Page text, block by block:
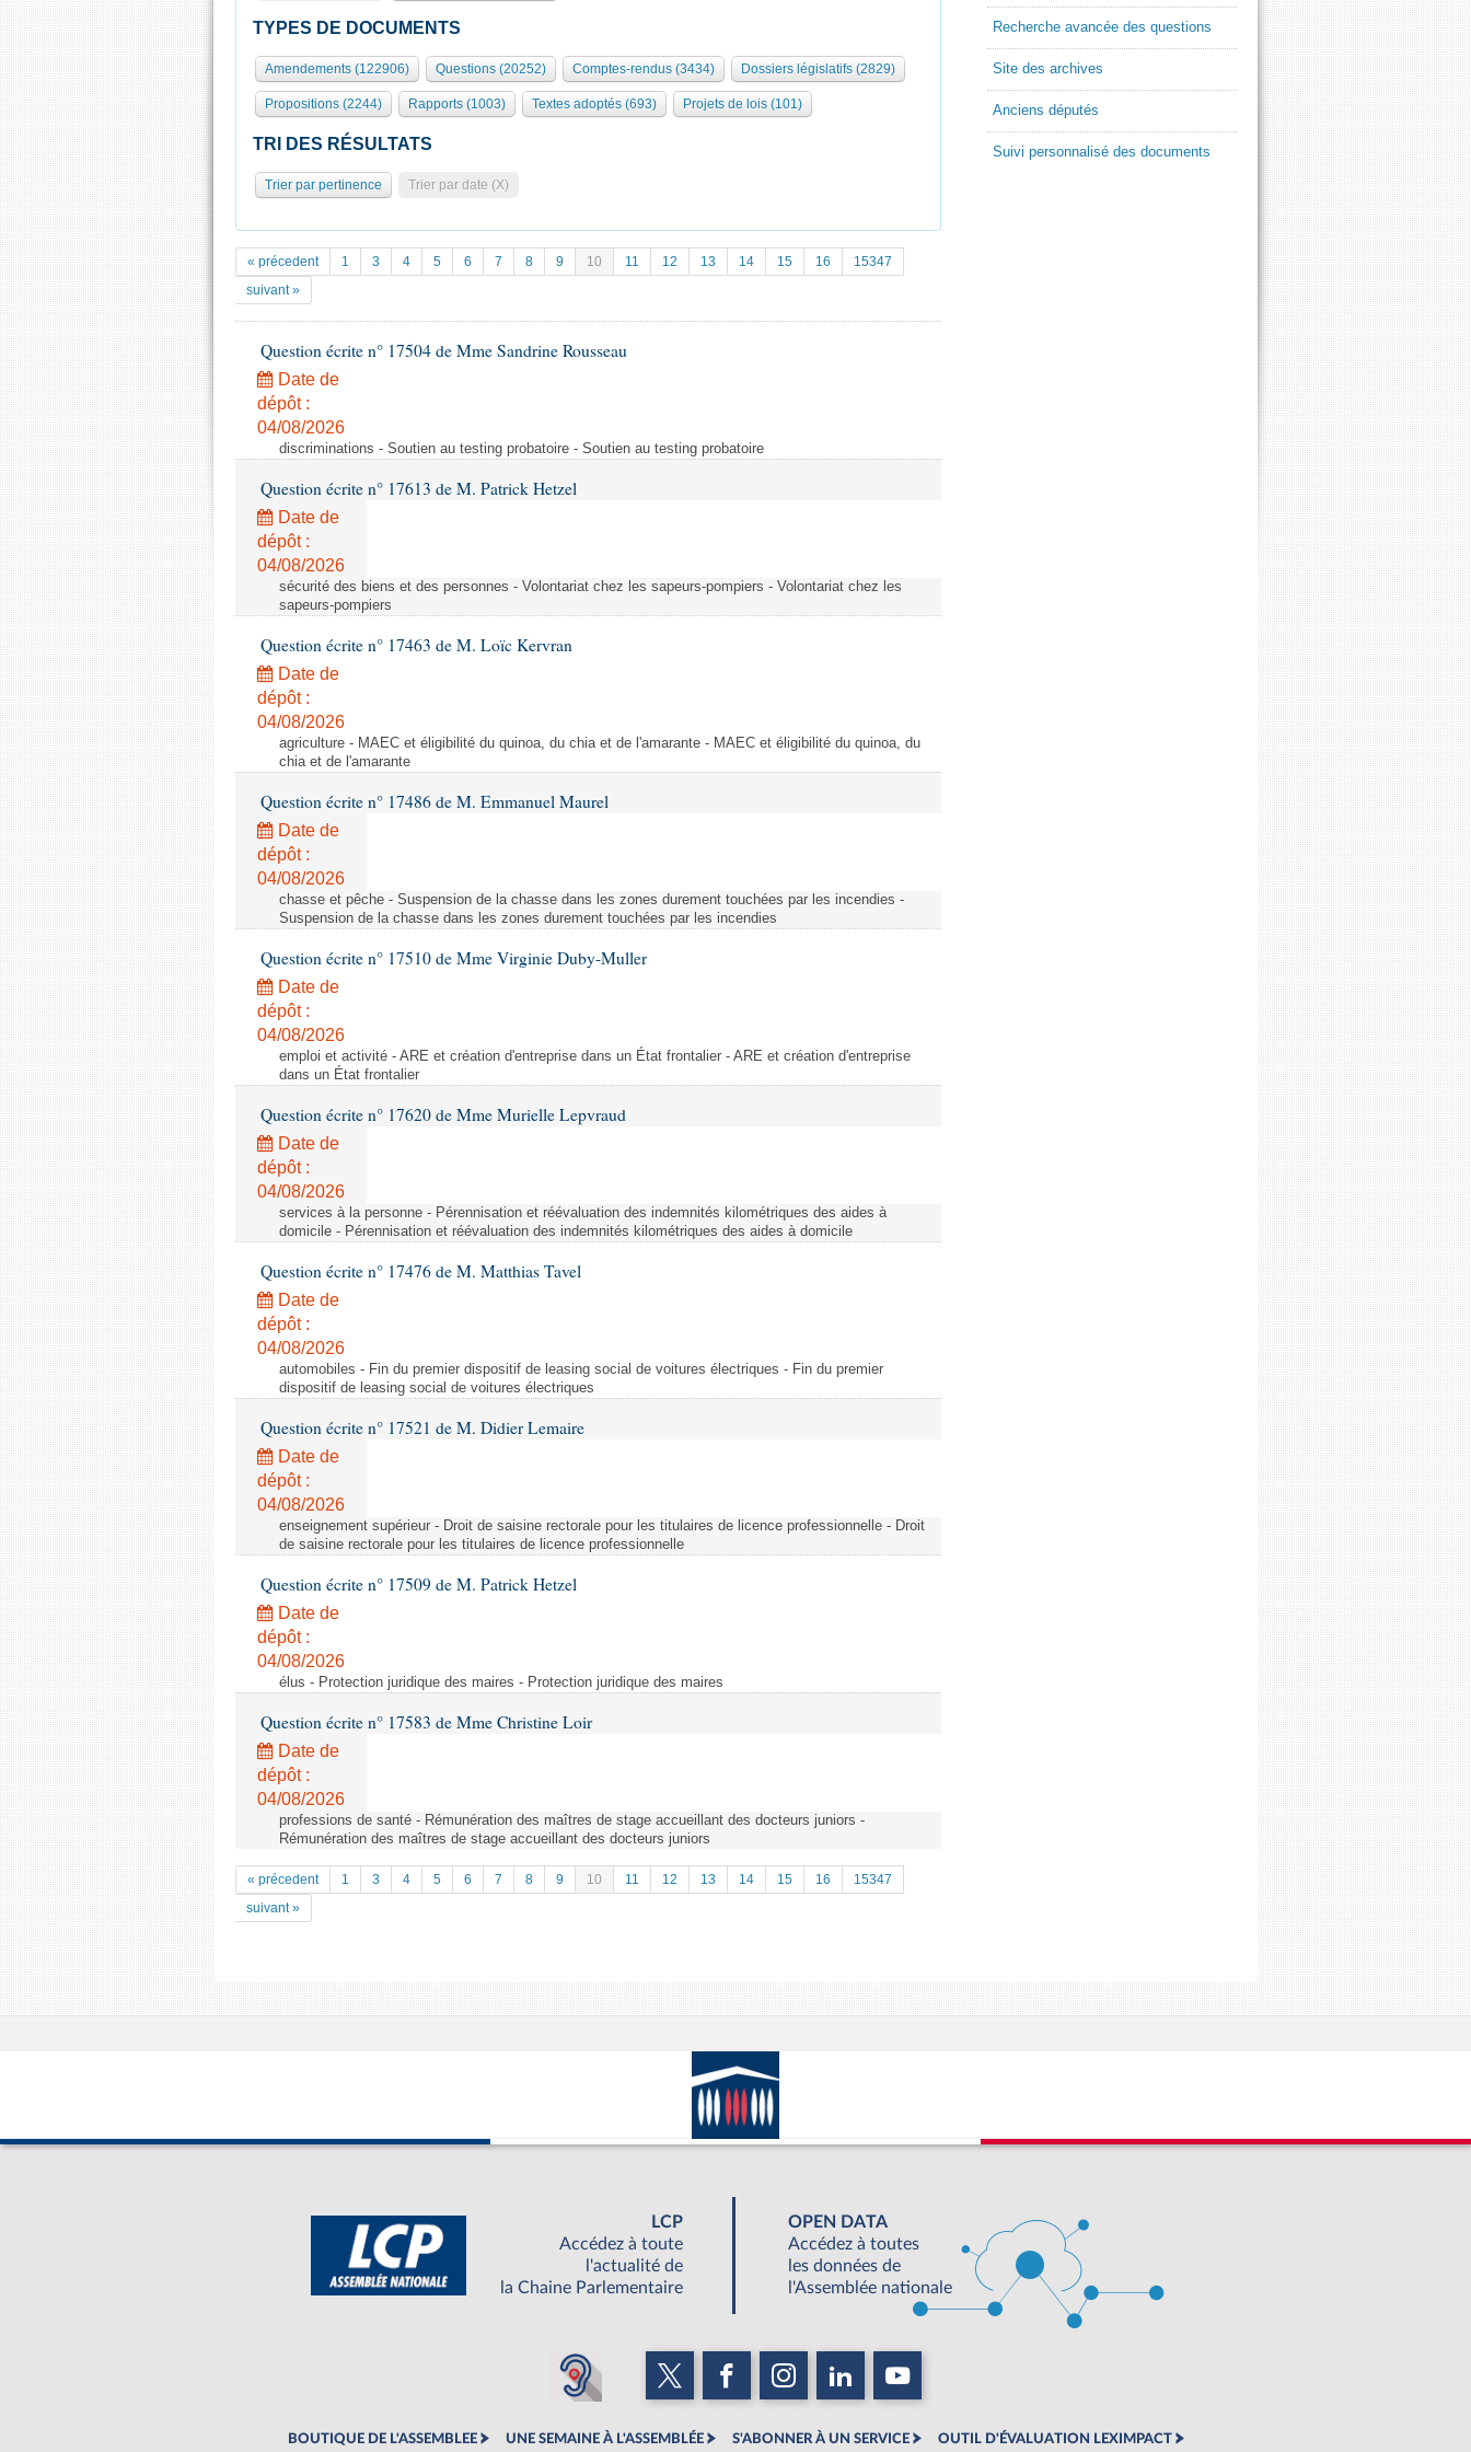
TYPES DE DOCUMENTS
Amendements (122906) Questions (20252) Comptes-rendus (3434) Dossiers législatifs (2829)
Propositions (2244) Rapports (1003) Textes adoptés (693) Projets de lois (101)
TRI DES RÉSULTATS
Trier par pertinence Trier par date (X)
« précedent 1 3 4 5 6 7 8 9 10 11 12 13 14 15 16
15347
suivant »
Question écrite n° 17504 de Mme Sandrine Rousseau
Date de
dépôt :
04/08/2026
discriminations - Soutien au testing probatoire - Soutien au testing probatoire
Question écrite n° 17613 de M. Patrick Hetzel
Date de
dépôt :
04/08/2026
sécurité des biens et des personnes - Volontariat chez les sapeurs-pompiers - Volontariat chez les
sapeurs-pompiers
Question écrite n° 17463 de M. Loïc Kervran
Date de
dépôt :
04/08/2026
agriculture - MAEC et éligibilité du quinoa, du chia et de l'amarante - MAEC et éligibilité du quinoa, du
chia et de l'amarante
Question écrite n° 17486 de M. Emmanuel Maurel
Date de
dépôt :
04/08/2026
chasse et pêche - Suspension de la chasse dans les zones durement touchées par les incendies -
Suspension de la chasse dans les zones durement touchées par les incendies
Question écrite n° 17510 de Mme Virginie Duby-Muller
Date de
dépôt :
04/08/2026
emploi et activité - ARE et création d'entreprise dans un État frontalier - ARE et création d'entreprise
dans un État frontalier
Question écrite n° 17620 de Mme Murielle Lepvraud
Date de
dépôt :
04/08/2026
services à la personne - Pérennisation et réévaluation des indemnités kilométriques des aides à
domicile - Pérennisation et réévaluation des indemnités kilométriques des aides à domicile
Question écrite n° 17476 de M. Matthias Tavel
Date de
dépôt :
04/08/2026
automobiles - Fin du premier dispositif de leasing social de voitures électriques - Fin du premier
dispositif de leasing social de voitures électriques
Question écrite n° 17521 de M. Didier Lemaire
Date de
dépôt :
04/08/2026
enseignement supérieur - Droit de saisine rectorale pour les titulaires de licence professionnelle - Droit
de saisine rectorale pour les titulaires de licence professionnelle
Question écrite n° 17509 de M. Patrick Hetzel
Date de
dépôt :
04/08/2026
élus - Protection juridique des maires - Protection juridique des maires
Question écrite n° 17583 de Mme Christine Loir
Date de
dépôt :
04/08/2026
professions de santé - Rémunération des maîtres de stage accueillant des docteurs juniors -
Rémunération des maîtres de stage accueillant des docteurs juniors
« précedent 1 3 4 5 6 7 8 9 10 11 12 13 14 15 16
15347
suivant »
Recherche avancée des questions
Site des archives
Anciens députés
Suivi personnalisé des documents
LCP
Accédez à toute
l'actualité de
la Chaine Parlementaire
OPEN DATA
Accédez à toutes
les données de
l'Assemblée nationale
BOUTIQUE DE L'ASSEMBLEE UNE SEMAINE À L'ASSEMBLÉE S'ABONNER À UN SERVICE OUTIL D'ÉVALUATION LEXIMPACT